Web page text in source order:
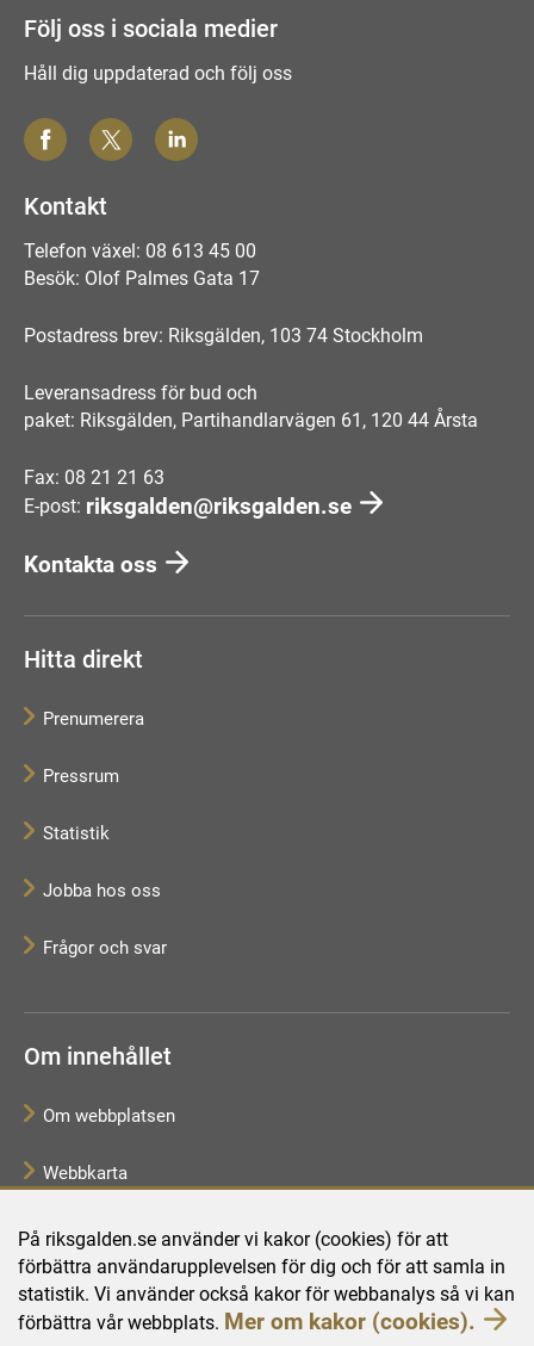
På riksgalden.se använder vi kakor (cookies) för att
förbättra användarupplevelsen för dig och för att samla in
statistik. Vi använder också kakor för webbanalys så vi kan
förbättra vår webbplats. Mer om kakor (cookies).
Följ oss i sociala medier
Håll dig uppdaterad och följ oss
Kontakt
Telefon växel: 08 613 45 00
Besök: Olof Palmes Gata 17
Postadress brev: Riksgälden, 103 74 Stockholm
Leveransadress för bud och
paket: Riksgälden, Partihandlarvägen 61, 120 44 Årsta
Fax: 08 21 21 63
E-post: riksgalden@riksgalden.se
Kontakta oss
Hitta direkt
Prenumerera
Pressrum
Statistik
Jobba hos oss
Frågor och svar
Om innehållet
Om webbplatsen
Webbkarta
Tillgänglighetsredogörelse
Behandling av personuppgifter